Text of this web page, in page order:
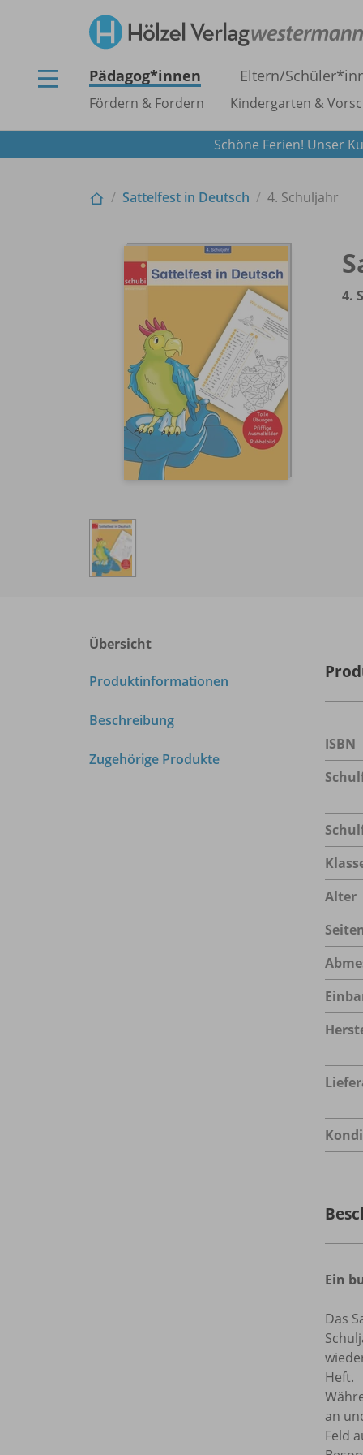
Pädagog*innen Eltern/
Fördern & Fordern Kindergarten &
Schöne Ferien! Unser
Sattelfest in Deutsch 4. Schuljahr
4.
Übersicht
Produktinformationen
Beschreibung
Zugehörige Produkte
ISBN
Alter
Ein
Das
Heft.
an
Feld